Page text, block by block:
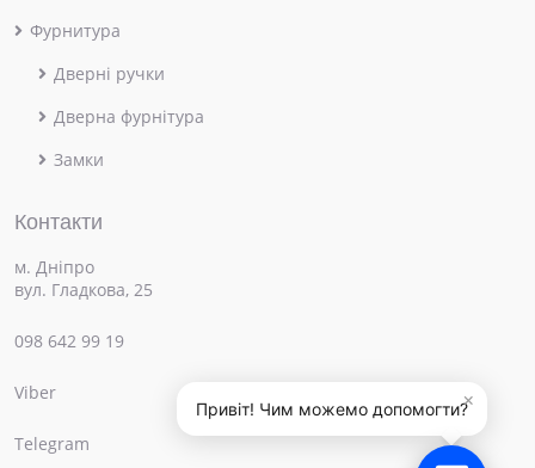
×
Привіт! Чим можемо допомогти?
Фурнитура
Дверні ручки
Дверна фурнітура
Замки
Контакти
м. Дніпро
вул. Гладкова, 25
098 642 99 19
Viber
Telegram